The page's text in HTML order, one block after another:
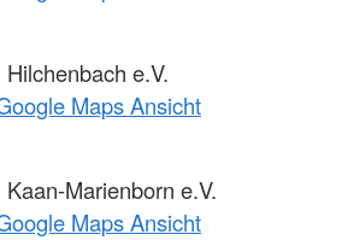
e.V.
Maps Ansicht
Marienborn e.V.
Maps Ansicht